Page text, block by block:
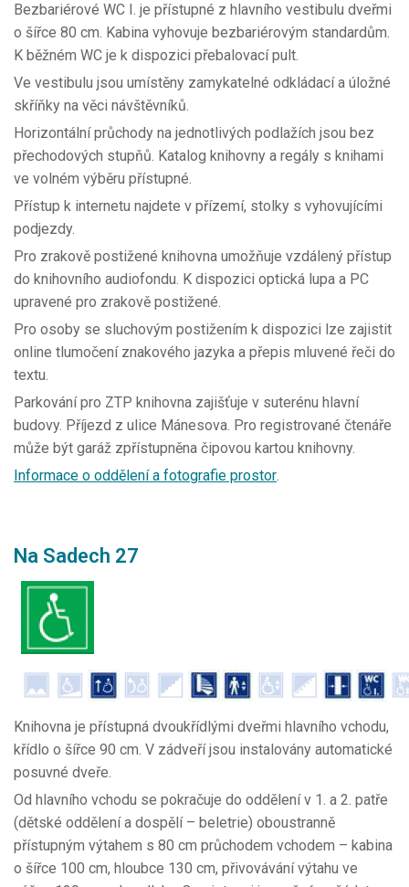
Bezbariérové WC I. je přístupné z hlavního vestibulu dveřmi
o šířce 80 cm. Kabina vyhovuje bezbariérovým standardům.
K běžném WC je k dispozici přebalovací pult.
Ve vestibulu jsou umístěny zamykatelné odkládací a úložné
skříňky na věci návštěvníků.
Horizontální průchody na jednotlivých podlažích jsou bez
přechodových stupňů. Katalog knihovny a regály s knihami
ve volném výběru přístupné.
Přístup k internetu najdete v přízemí, stolky s vyhovujícími
podjezdy.
Pro zrakově postižené knihovna umožňuje vzdálený přístup
do knihovního audiofondu. K dispozici optická lupa a PC
upravené pro zrakově postižené.
Pro osoby se sluchovým postižením k dispozici lze zajistit
online tlumočení znakového jazyka a přepis mluvené řeči do
textu.
Parkování pro ZTP knihovna zajišťuje v suterénu hlavní
budovy. Příjezd z ulice Mánesova. Pro registrované čtenáře
může být garáž zpřístupněna čipovou kartou knihovny.
Informace o oddělení a fotografie prostor.
Na Sadech 27
Knihovna je přístupná dvoukřídlými dveřmi hlavního vchodu,
křídlo o šířce 90 cm. V zádveří jsou instalovány automatické
posuvné dveře.
Od hlavního vchodu se pokračuje do oddělení v 1. a 2. patře
(dětské oddělení a dospělí – beletrie) oboustranně
přístupným výtahem s 80 cm průchodem vchodem – kabina
o šířce 100 cm, hloubce 130 cm, přivovávání výtahu ve